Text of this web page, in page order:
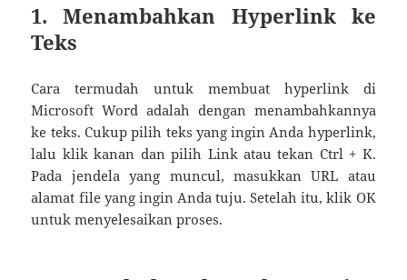
1. Menambahkan Hyperlink ke
Teks
Cara termudah untuk membuat hyperlink di
Microsoft Word adalah dengan menambahkannya
ke teks. Cukup pilih teks yang ingin Anda hyperlink,
lalu klik kanan dan pilih Link atau tekan Ctrl + K.
Pada jendela yang muncul, masukkan URL atau
alamat file yang ingin Anda tuju. Setelah itu, klik OK
untuk menyelesaikan proses.